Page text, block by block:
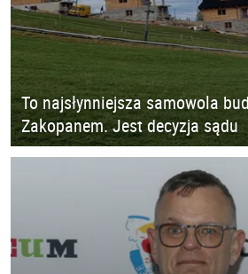
To najsłynniejsza samowola
Zakopanem. Jest decyzja sądu